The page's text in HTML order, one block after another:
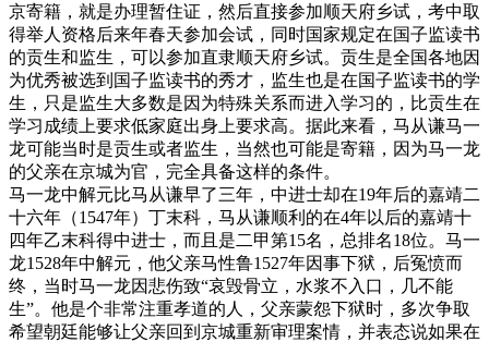
京寄籍，就是办理暂住证，然后直接参加顺天府乡试，考中取
得举人资格后来年春天参加会试，同时国家规定在国子监读书
的贡生和监生，可以参加直隶顺天府乡试。贡生是全国各地因
为优秀被选到国子监读书的秀才，监生也是在国子监读书的学
生，只是监生大多数是因为特殊关系而进入学习的，比贡生在
学习成绩上要求低家庭出身上要求高。据此来看，马从谦马一
龙可能当时是贡生或者监生，当然也可能是寄籍，因为马一龙
的父亲在京城为官，完全具备这样的条件。
马一龙中解元比马从谦早了三年，中进士却在19年后的嘉靖二
十六年（1547年）丁末科，马从谦顺利的在4年以后的嘉靖十
四年乙末科得中进士，而且是二甲第15名，总排名18位。马一
龙1528年中解元，他父亲马性鲁1527年因事下狱，后冤愤而
终，当时马一龙因悲伤致“哀毁骨立，水浆不入口，几不能
生”。他是个非常注重孝道的人，父亲蒙怨下狱时，多次争取
希望朝廷能够让父亲回到京城重新审理案情，并表态说如果在